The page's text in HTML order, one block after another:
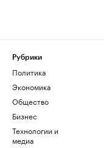
Рубрики
Политика
Экономика
Общество
Бизнес
Технологии и
медиа